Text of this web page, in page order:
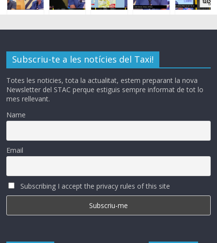
Subscriu-te a les notícies del Taxi!
Totes les noticies, tota la actualitat, estem preparant la nova
Newsletter del STAC perque estiguis sempre informat de tot lo
mes rellevant.
Name
Email
Subscribing I accept the privacy rules of this site